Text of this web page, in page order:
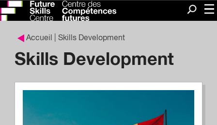
Accueil | Skills Development
Skills Development